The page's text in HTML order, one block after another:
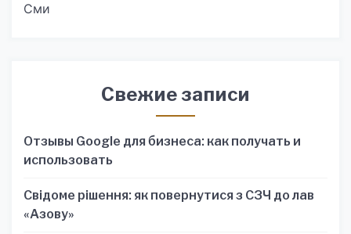
Сми
Свежие записи
Отзывы Google для бизнеса: как получать и
использовать
Свідоме рішення: як повернутися з СЗЧ до лав
«Азову»